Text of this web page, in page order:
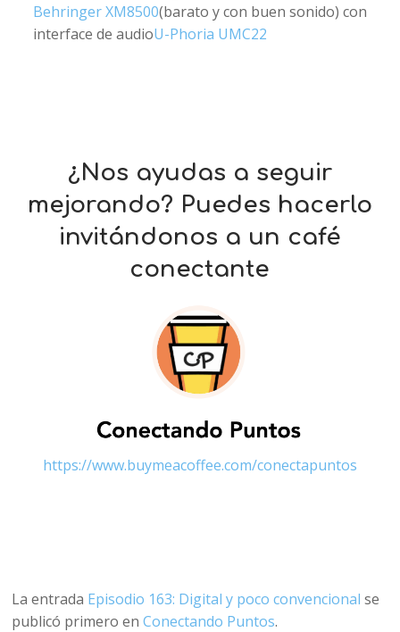
Behringer XM8500(barato y con buen sonido) con
interface de audioU-Phoria UMC22
¿Nos ayudas a seguir
mejorando? Puedes hacerlo
invitándonos a un café
conectante
https://www.buymeacoffee.com/conectapuntos
La entrada Episodio 163: Digital y poco convencional se
publicó primero enConectando Puntos.